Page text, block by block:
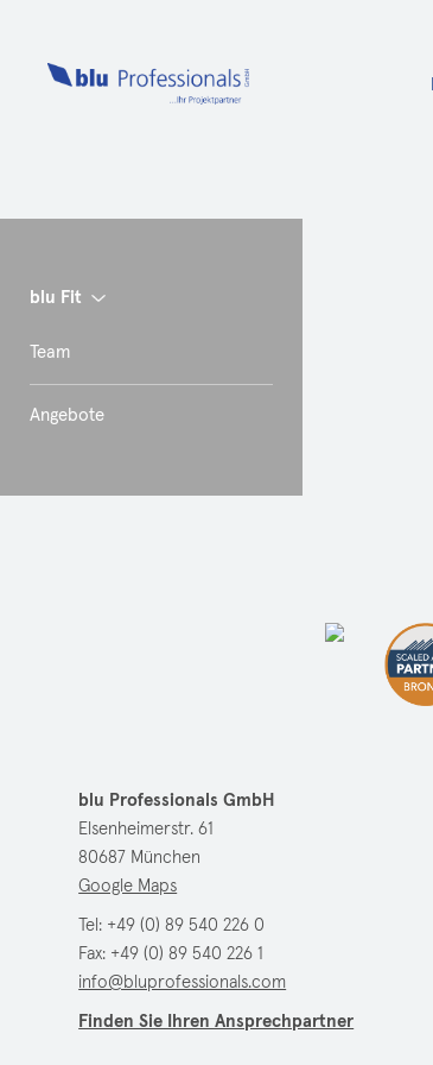
blu Fit
Team
Angebote
blu Professionals GmbH
Elsenheimerstr. 61
80687 München
Google Maps
Tel: +49 (0) 89 540 226 0
Fax: +49 (0) 89 540 226 1
info@bluprofessionals.com
Finden Sie Ihren Ansprechpartner